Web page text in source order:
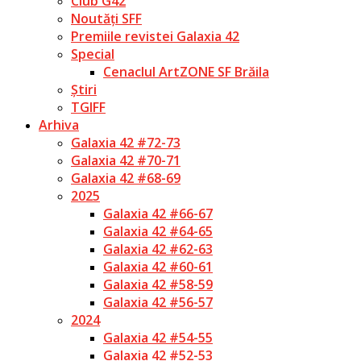
Noutăți SFF
Premiile revistei Galaxia 42
Special
Cenaclul ArtZONE SF Brăila
Știri
TGIFF
Arhiva
Galaxia 42 #72-73
Galaxia 42 #70-71
Galaxia 42 #68-69
2025
Galaxia 42 #66-67
Galaxia 42 #64-65
Galaxia 42 #62-63
Galaxia 42 #60-61
Galaxia 42 #58-59
Galaxia 42 #56-57
2024
Galaxia 42 #54-55
Galaxia 42 #52-53